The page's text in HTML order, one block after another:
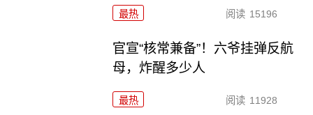
最热 阅读 15196
官宣“核常兼备”！六爷挂弹反航
母，炸醒多少人
最热 阅读 11928